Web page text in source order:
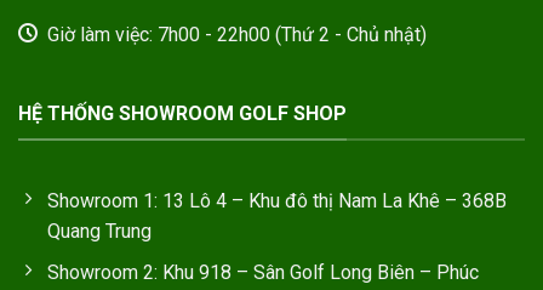
Giờ làm việc: 7h00 - 22h00 (Thứ 2 - Chủ nhật)
HỆ THỐNG SHOWROOM GOLF SHOP
Showroom 1: 13 Lô 4 – Khu đô thị Nam La Khê – 368B
Quang Trung
Showroom 2: Khu 918 – Sân Golf Long Biên – Phúc